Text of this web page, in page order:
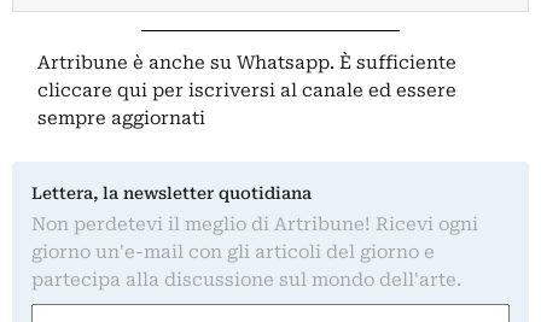
Artribune è anche su Whatsapp. È sufficiente
cliccare qui per iscriversi al canale ed essere
sempre aggiornati
Lettera, la newsletter quotidiana
Non perdetevi il meglio di Artribune! Ricevi ogni
giorno un'e-mail con gli articoli del giorno e
partecipa alla discussione sul mondo dell'arte.